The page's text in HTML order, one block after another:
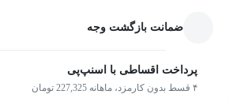
ضمانت بازگشت وجه
پرداخت اقساطی با اسنپ‌پی
۴ قسط بدون کارمزد، ماهانه 227,325 تومان